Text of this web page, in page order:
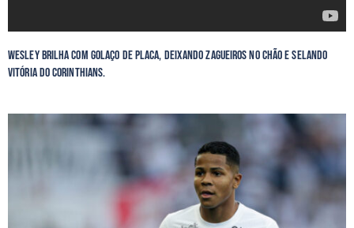
Wesley brilha com golaço de placa, deixando zagueiros no chão e selando
vitória do Corinthians.